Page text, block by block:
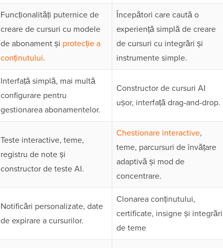
Funcționalități puternice de
creare de cursuri cu modele
de abonament și protecție a
conținutului.
Începători care caută o
experiență simplă de creare
de cursuri cu integrări și
instrumente simple.
Interfață simplă, mai multă
configurare pentru
gestionarea abonamentelor.
Constructor de cursuri AI
ușor, interfață drag-and-drop.
Teste interactive, teme,
registru de note și
constructor de teste AI.
Chestionare interactive,
teme, parcursuri de învățare
adaptivă și mod de
concentrare.
Notificări personalizate, date
de expirare a cursurilor.
Clonarea conținutului,
certificate, insigne și integrări
de teme